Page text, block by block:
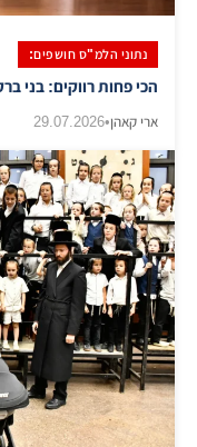
נתוני הלמ"ס חושפים:
הכי פחות רווקים: בני
ארי קאהן•
29.07.2026